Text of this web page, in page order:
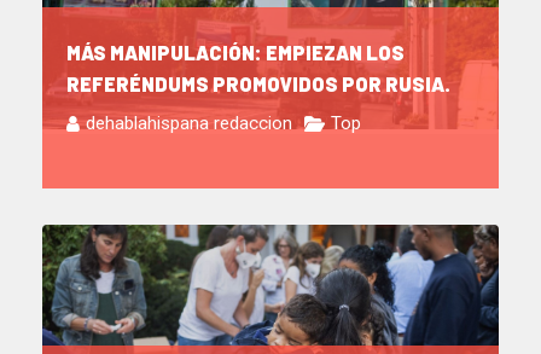
MÁS MANIPULACIÓN: EMPIEZAN LOS
REFERÉNDUMS PROMOVIDOS POR RUSIA.
dehablahispana redaccion Top